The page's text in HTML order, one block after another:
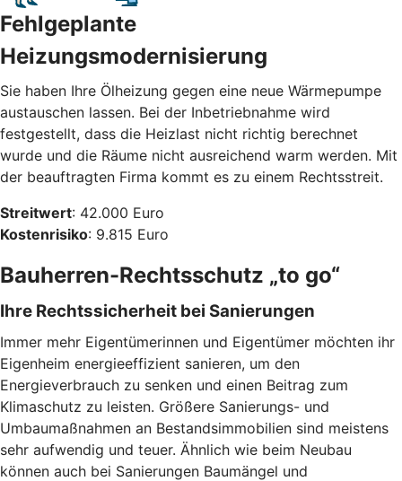
Fehlgeplante
Heizungsmodernisierung
Sie haben Ihre Ölheizung gegen eine neue Wärmepumpe
austauschen lassen. Bei der Inbetriebnahme wird
festgestellt, dass die Heizlast nicht richtig berechnet
wurde und die Räume nicht ausreichend warm werden. Mit
der beauftragten Firma kommt es zu einem Rechtsstreit.
Streitwert: 42.000 Euro
Kostenrisiko: 9.815 Euro
Bauherren-Rechtsschutz „to go“
Ihre Rechtssicherheit bei Sanierungen
Immer mehr Eigentümerinnen und Eigentümer möchten ihr
Eigenheim energieeffizient sanieren, um den
Energieverbrauch zu senken und einen Beitrag zum
Klimaschutz zu leisten. Größere Sanierungs- und
Umbaumaßnahmen an Bestandsimmobilien sind meistens
sehr aufwendig und teuer. Ähnlich wie beim Neubau
können auch bei Sanierungen Baumängel und